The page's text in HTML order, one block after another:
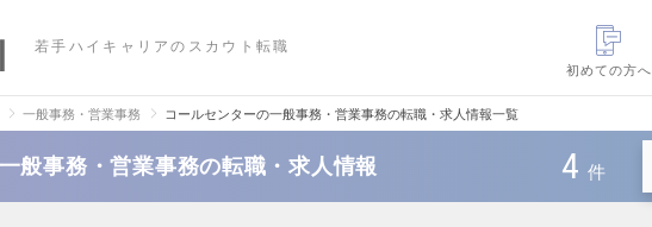
若手ハイキャリアのスカウト転職
初めての方へ
一般事務・営業事務 コールセンターの一般事務・営業事務の転職・求人情報一覧
般事務・営業事務の転職・求人情報 4 件